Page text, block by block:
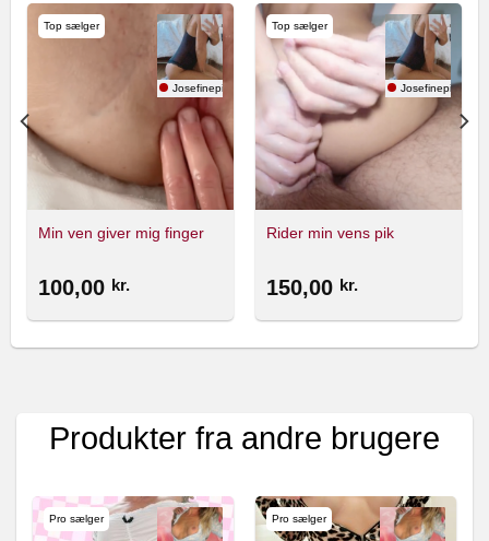
Top sælger
Josefinepigen
Min ven giver mig finger
100,00 kr.
Top sælger
Josefinepigen
Rider min vens pik
150,00 kr.
Produkter fra andre brugere
Pro sælger Pro sælger